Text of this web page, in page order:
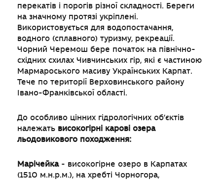
перекатів і порогів різної складності. Береги
на значному протязі укріплені.
Використовується для водопостачання,
водного (сплавного) туризму, рекреації.
Чорний Черемош бере початок на північно-
східних схилах Чивчинських гір, які є частиною
Мармароського масиву Українських Карпат.
Тече по території Верховинського району
Івано-Франківської області.
До особливо цінних гідрологічних об’єктів
належать високогірні карові озера
льодовикового походження:
Марічейка- високогірне озеро в Карпатах
(1510 м.н.р.м.), на хребті Чорногора,